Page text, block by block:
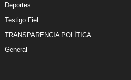
Deportes
Testigo Fiel
TRANSPARENCIA POLÍTICA
General